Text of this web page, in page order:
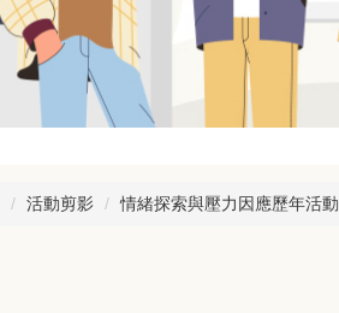
活動剪影 情緒探索與壓力因應歷年活動